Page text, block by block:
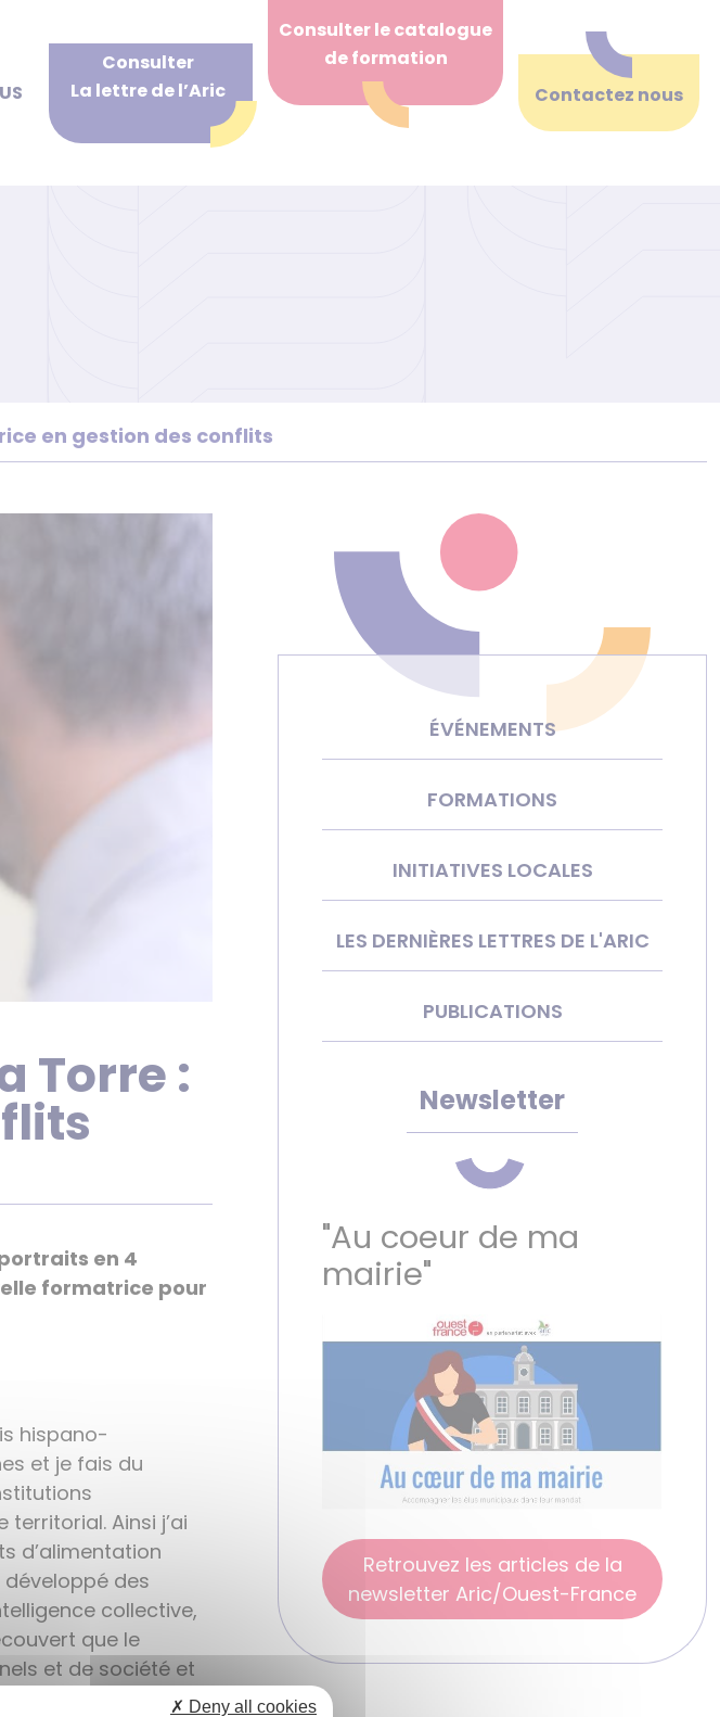
Consulter
La lettre de l’Aric
Consulter le catalogue
de formation
Contactez nous
en gestion des conflits
Torre :
en 4
formatrice pour
hispano-
et je fais du
Ainsi j’ai
d’alimentation
des
collective,
que le
et de société et
ÉVÉNEMENTS
FORMATIONS
INITIATIVES LOCALES
LES DERNIÈRES LETTRES DE L'ARIC
PUBLICATIONS
Newsletter
"Au coeur de ma
mairie"
Retrouvez les articles de la
newsletter Aric/Ouest-France
✗ Deny all cookies